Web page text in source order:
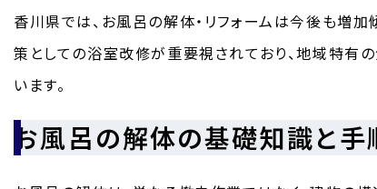
香川県では、お風呂の解体・リフォームは今後も増
策としての浴室改修が重要視されており、地域特有
います。
お風呂の解体の基礎知識と